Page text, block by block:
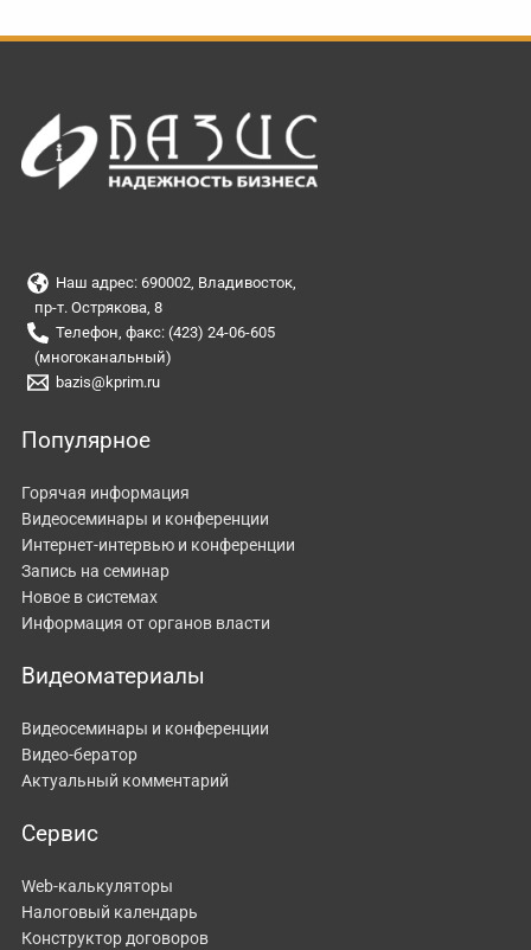
Наш адрес: 690002, Владивосток,
пр-т. Острякова, 8
Телефон, факс: (423) 24-06-605
(многоканальный)
bazis@kprim.ru
Популярное
Горячая информация
Видеосеминары и конференции
Интернет-интервью и конференции
Запись на семинар
Новое в системах
Информация от органов власти
Видеоматериалы
Видеосеминары и конференции
Видео-бератор
Актуальный комментарий
Сервис
Web-калькуляторы
Налоговый календарь
Конструктор договоров